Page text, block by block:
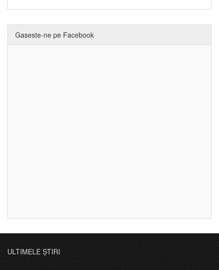
Gaseste-ne pe Facebook
ULTIMELE ȘTIRI